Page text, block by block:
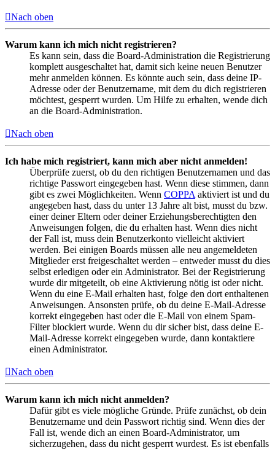
Nach oben
Warum kann ich mich nicht registrieren?
Es kann sein, dass die Board-Administration die Registrierung
komplett ausgeschaltet hat, damit sich keine neuen Benutzer
mehr anmelden können. Es könnte auch sein, dass deine IP-
Adresse oder der Benutzername, mit dem du dich registrieren
möchtest, gesperrt wurden. Um Hilfe zu erhalten, wende dich
an die Board-Administration.
Nach oben
Ich habe mich registriert, kann mich aber nicht anmelden!
Überprüfe zuerst, ob du den richtigen Benutzernamen und das
richtige Passwort eingegeben hast. Wenn diese stimmen, dann
gibt es zwei Möglichkeiten. Wenn COPPA aktiviert ist und du
angegeben hast, dass du unter 13 Jahre alt bist, musst du bzw.
einer deiner Eltern oder deiner Erziehungsberechtigten den
Anweisungen folgen, die du erhalten hast. Wenn dies nicht
der Fall ist, muss dein Benutzerkonto vielleicht aktiviert
werden. Bei einigen Boards müssen alle neu angemeldeten
Mitglieder erst freigeschaltet werden – entweder musst du dies
selbst erledigen oder ein Administrator. Bei der Registrierung
wurde dir mitgeteilt, ob eine Aktivierung nötig ist oder nicht.
Wenn du eine E-Mail erhalten hast, folge den dort enthaltenen
Anweisungen. Ansonsten prüfe, ob du deine E-Mail-Adresse
korrekt eingegeben hast oder die E-Mail von einem Spam-
Filter blockiert wurde. Wenn du dir sicher bist, dass deine E-
Mail-Adresse korrekt eingegeben wurde, dann kontaktiere
einen Administrator.
Nach oben
Warum kann ich mich nicht anmelden?
Dafür gibt es viele mögliche Gründe. Prüfe zunächst, ob dein
Benutzername und dein Passwort richtig sind. Wenn dies der
Fall ist, wende dich an einen Board-Administrator, um
sicherzugehen, dass du nicht gesperrt wurdest. Es ist ebenfalls